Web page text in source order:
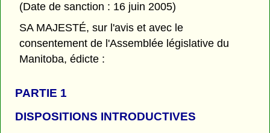
(Date de sanction : 16 juin 2005)
SA MAJESTÉ, sur l'avis et avec le
consentement de l'Assemblée législative du
Manitoba, édicte :
PARTIE 1
DISPOSITIONS INTRODUCTIVES